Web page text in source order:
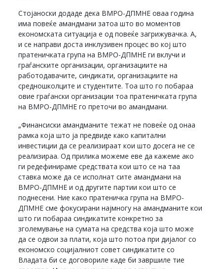
Стојаноски додаде дека ВМРО-ДПМНЕ оваа година
има повеќе амандмани затоа што во моментов
економската ситуација е од повеќе загрижувачка. А,
и се направи доста инклузивен процес во кој што
пратеничката група на ВМРО-ДПМНЕ ги вклучи и
граѓанските организации, организациите на
работодавачите, синдикати, организациите на
средношколците и студентите. Тоа што го побараа
овие граѓански организации тоа пратеничката група
на ВМРО-ДПМНЕ го преточи во амандмани.
„Финансиски амандманите тежат не повеќе од онаа
рамка која што ја предвиде како капитални
инвестиции да се реализираат кои што досега не се
реализираа. Од прилика можеме еве да кажеме ако
ги редефинираме средствата кои што се на таа
ставка може да се исполнат сите амандмани на
ВМРО-ДПМНЕ и од другите партии кои што се
поднесени. Ние како пратеничка група на ВМРО-
ДПМНЕ сме фокусирани најмногу на амандманите кои
што ги побараа синдикатите конкретно за
зголемување на сумата на средства која што може
да се одвои за плати, која што потоа при дијалог со
економско социјалниот совет синдикатите со
Владата би се договориле каде би завршиле тие